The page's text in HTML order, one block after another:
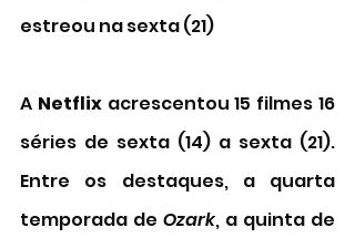
estreou na sexta (21)
A Netflix acrescentou 15 filmes 16
séries de sexta (14) a sexta (21).
Entre os destaques, a quarta
temporada de Ozark